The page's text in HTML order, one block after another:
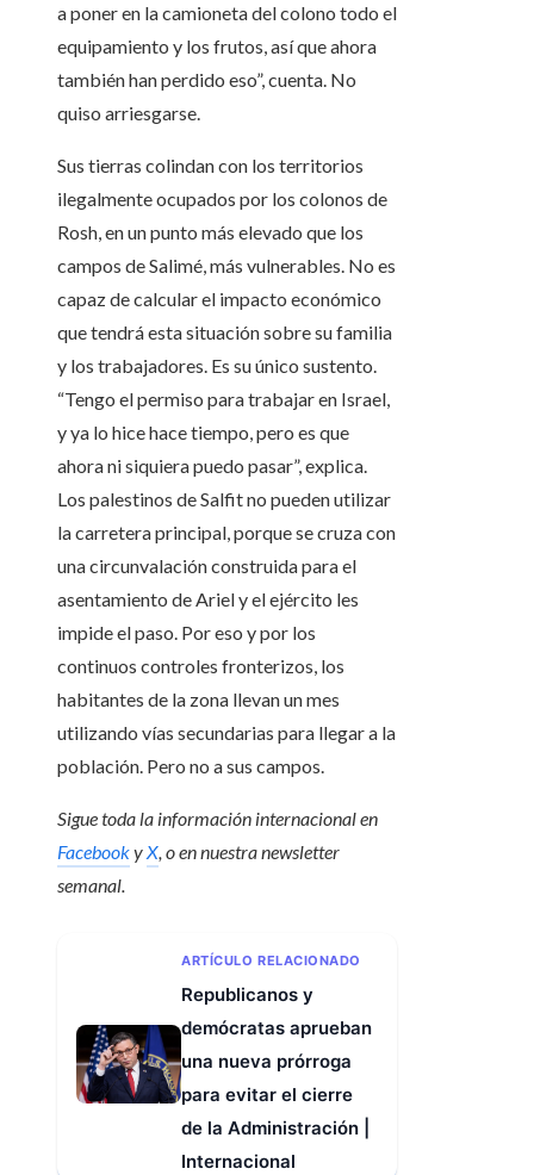
a poner en la camioneta del colono todo el
equipamiento y los frutos, así que ahora
también han perdido eso”, cuenta. No
quiso arriesgarse.
Sus tierras colindan con los territorios
ilegalmente ocupados por los colonos de
Rosh, en un punto más elevado que los
campos de Salimé, más vulnerables. No es
capaz de calcular el impacto económico
que tendrá esta situación sobre su familia
y los trabajadores. Es su único sustento.
“Tengo el permiso para trabajar en Israel,
y ya lo hice hace tiempo, pero es que
ahora ni siquiera puedo pasar”, explica.
Los palestinos de Salfit no pueden utilizar
la carretera principal, porque se cruza con
una circunvalación construida para el
asentamiento de Ariel y el ejército les
impide el paso. Por eso y por los
continuos controles fronterizos, los
habitantes de la zona llevan un mes
utilizando vías secundarias para llegar a la
población. Pero no a sus campos.
Sigue toda la información internacional en
FacebookyX, o ennuestra newsletter
semanal.
ARTÍCULO RELACIONADO
Republicanos y
demócratas aprueban
una nueva prórroga
para evitar el cierre
de la Administración |
Internacional